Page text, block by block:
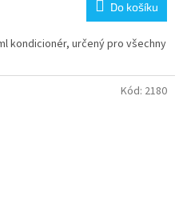
Do košíku
kondicionér, určený pro všechny
Kód: 2180